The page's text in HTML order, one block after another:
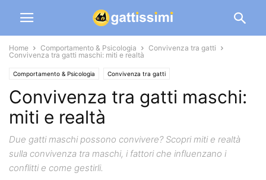
Home Comportamento & Psicologia
Convivenza tra gatti
Convivenza tra gatti maschi: miti e realtà
Comportamento & Psicologia Convivenza tra gatti
Convivenza tra gatti maschi:
miti e realtà
Due gatti maschi possono convivere? Scopri miti e realtà
sulla convivenza tra maschi, i fattori che influenzano i
conflitti e come gestirli.